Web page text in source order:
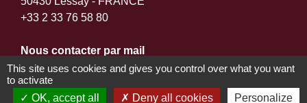
+33 2 33 76 58 80
Nous contacter par mail
accueil@lessay.fr
This site uses cookies and gives you control over what you want
to activate
OK, accept all
Deny all cookies Personalize